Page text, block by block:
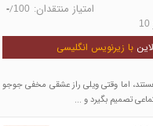
امتیاز منتقدان: -/100
10
با زیرنویس انگلیسی
اما وقتی ویلی راز عشقی مخفی جوجو
تصمیم بگیرد و ...